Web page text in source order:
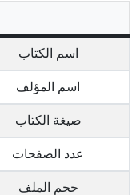
اسم الكتاب
اسم المؤلف
صيغة الكتاب
عدد الصفحات
حجم الملف